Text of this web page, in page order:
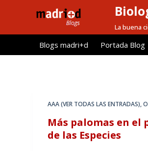
l
La buena
Blogs madri+d Portada Blog
AAA (VER TODAS LAS ENTRADAS),
Más palomas en el
de las Especies